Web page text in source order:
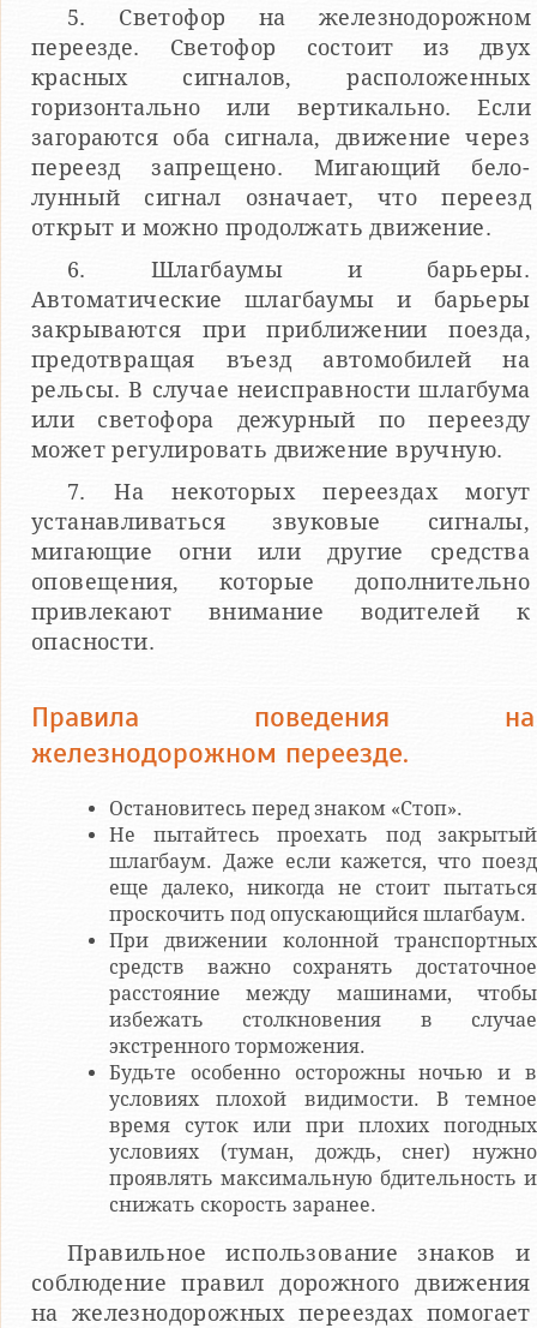
5. Светофор на железнодорожном
переезде. Светофор состоит из двух
красных сигналов, расположенных
горизонтально или вертикально. Если
загораются оба сигнала, движение через
переезд запрещено. Мигающий бело-
лунный сигнал означает, что переезд
открыт и можно продолжать движение.
6. Шлагбаумы и барьеры.
Автоматические шлагбаумы и барьеры
закрываются при приближении поезда,
предотвращая въезд автомобилей на
рельсы. В случае неисправности шлагбума
или светофора дежурный по переезду
может регулировать движение вручную.
7. На некоторых переездах могут
устанавливаться звуковые сигналы,
мигающие огни или другие средства
оповещения, которые дополнительно
привлекают внимание водителей к
опасности.
Правила поведения на
железнодорожном переезде.
Остановитесь перед знаком «Стоп».
Не пытайтесь проехать под закрытый
шлагбаум. Даже если кажется, что поезд
еще далеко, никогда не стоит пытаться
проскочить под опускающийся шлагбаум.
При движении колонной транспортных
средств важно сохранять достаточное
расстояние между машинами, чтобы
избежать столкновения в случае
экстренного торможения.
Будьте особенно осторожны ночью и в
условиях плохой видимости. В темное
время суток или при плохих погодных
условиях (туман, дождь, снег) нужно
проявлять максимальную бдительность и
снижать скорость заранее.
Правильное использование знаков и
соблюдение правил дорожного движения
на железнодорожных переездах помогает